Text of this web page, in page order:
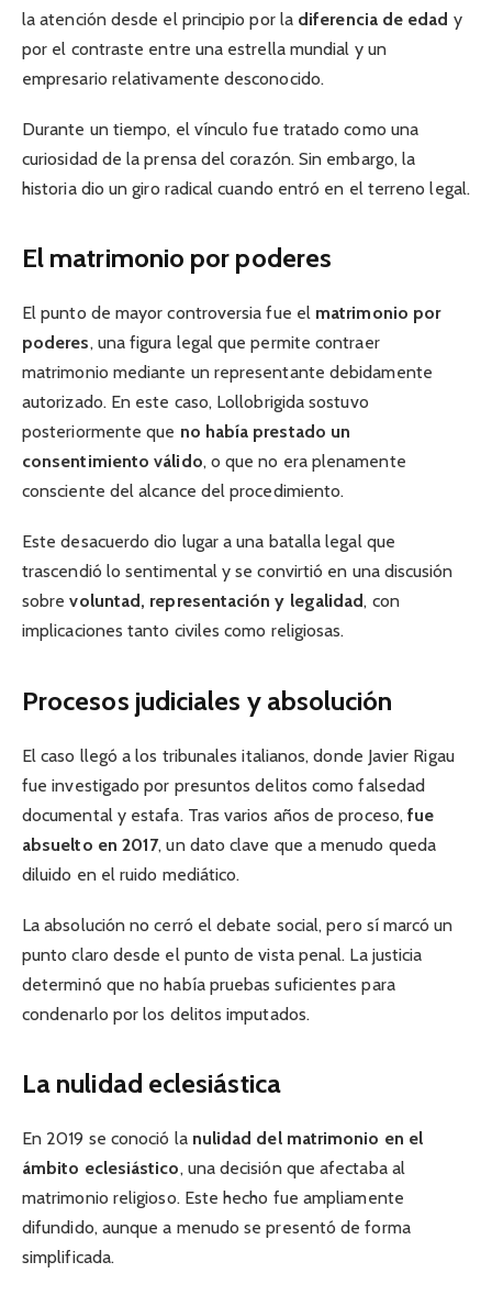
la atención desde el principio por la diferencia de edad y
por el contraste entre una estrella mundial y un
empresario relativamente desconocido.
Durante un tiempo, el vínculo fue tratado como una
curiosidad de la prensa del corazón. Sin embargo, la
historia dio un giro radical cuando entró en el terreno legal.
El matrimonio por poderes
El punto de mayor controversia fue el matrimonio por
poderes, una figura legal que permite contraer
matrimonio mediante un representante debidamente
autorizado. En este caso, Lollobrigida sostuvo
posteriormente que no había prestado un
consentimiento válido, o que no era plenamente
consciente del alcance del procedimiento.
Este desacuerdo dio lugar a una batalla legal que
trascendió lo sentimental y se convirtió en una discusión
sobrevoluntad, representación y legalidad, con
implicaciones tanto civiles como religiosas.
Procesos judiciales y absolución
El caso llegó a los tribunales italianos, donde Javier Rigau
fue investigado por presuntos delitos como falsedad
documental y estafa. Tras varios años de proceso, fue
absuelto en 2017, un dato clave que a menudo queda
diluido en el ruido mediático.
La absolución no cerró el debate social, pero sí marcó un
punto claro desde el punto de vista penal. La justicia
determinó que no había pruebas suficientes para
condenarlo por los delitos imputados.
La nulidad eclesiástica
En 2019 se conoció la nulidad del matrimonio en el
ámbito eclesiástico, una decisión que afectaba al
matrimonio religioso. Este hecho fue ampliamente
difundido, aunque a menudo se presentó de forma
simplificada.